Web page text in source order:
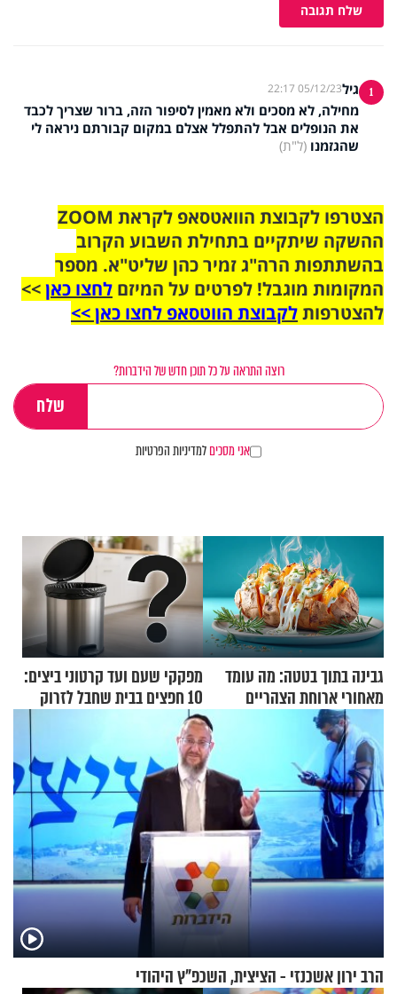
שלח תגובה
1 גיל05/12/23 22:17
מחילה, לא מסכים ולא מאמין לסיפור הזה, ברור שצריך לכבד
את הנופלים אבל להתפלל אצלם במקום קבורתם ניראה לי
שהגזמנו (ל"ת)
הצטרפו לקבוצת הוואטסאפ לקראת ZOOM
ההשקה שיתקיים בתחילת השבוע הקרוב
בהשתתפות הרה"ג זמיר כהן שליט"א. מספר
המקומות מוגבל! לפרטים על המיזם לחצו כאן>>
להצטרפותלקבוצת הווטסאפ לחצו כאן >>
רוצה התראה על כל תוכן חדש של הידברות?
אני מסכיםלמדיניות הפרטיות
גבינה בתוך בטטה: מה עומד
מאחורי ארוחת הצהריים
שכבשה את הרשת?
מפקקי שעם ועד קרטוני ביצים:
10 חפצים בבית שחבל לזרוק
לפח
הרב ירון אשכנזי - הציצית, השכפ"ץ היהודי